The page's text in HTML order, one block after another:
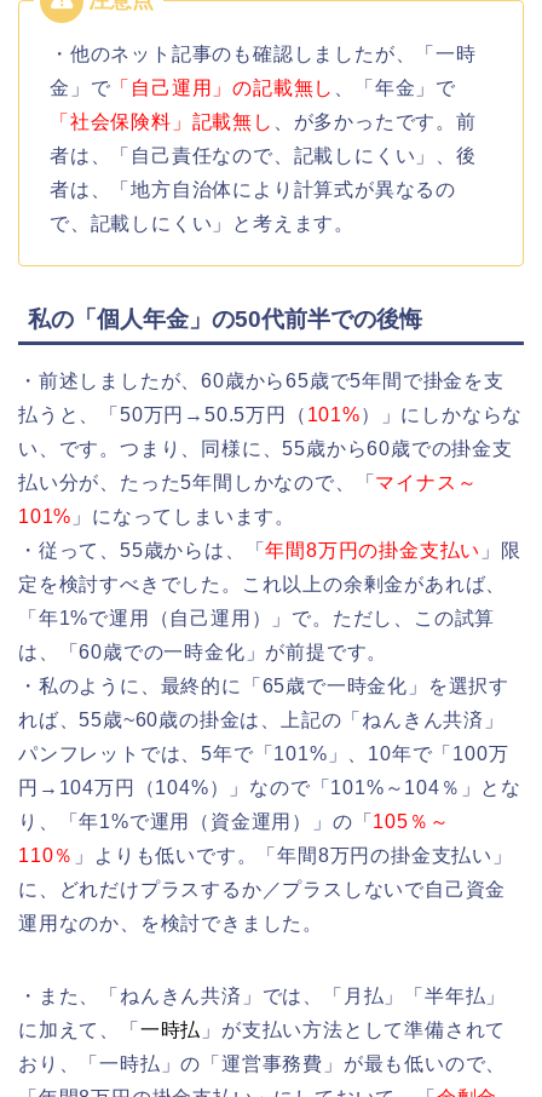
・他のネット記事のも確認しましたが、「一時
金」で 「自己運用」の記載無し
、「年金」で
「社会保険料」記載無し
、が多かったです。前
者は、「自己責任なので、記載しにくい」、後
者は、「地方自治体により計算式が異なるの
で、記載しにくい」と考えます。
私の「個人年金」の50代前半での後悔
・前述しましたが、60歳から65歳で5年間で掛金を支
払うと、「50万円→50.5万円（ 101%）」にしかならな
い、です。つまり、同様に、55歳から60歳での掛金支
払い分が、たった5年間しかなので、「 マイナス～
101% 」になってしまいます。
・従って、55歳からは、「年間8万円の掛金支払い 」限
定を検討すべきでした。これ以上の余剰金があれば、
「年1%で運用（自己運用）」で。ただし、この試算
は、「60歳での一時金化」が前提です。
・私のように、最終的に「65歳で一時金化」を選択す
れば、55歳~60歳の掛金は、上記の「ねんきん共済」
パンフレットでは、5年で「101%」、10年で「100万
円→104万円（104%）」なので「101%～104％」とな
り、「年1%で運用（資金運用）」の「 105％～
110％ 」よりも低いです。「年間8万円の掛金支払い」
に、どれだけプラスするか／プラスしないで自己資金
運用なのか、を検討できました。
・また、「ねんきん共済」では、「月払」「半年払」
に加えて、「 一時払 」が支払い方法として準備されて
おり、「一時払」の「運営事務費」が最も低いので、